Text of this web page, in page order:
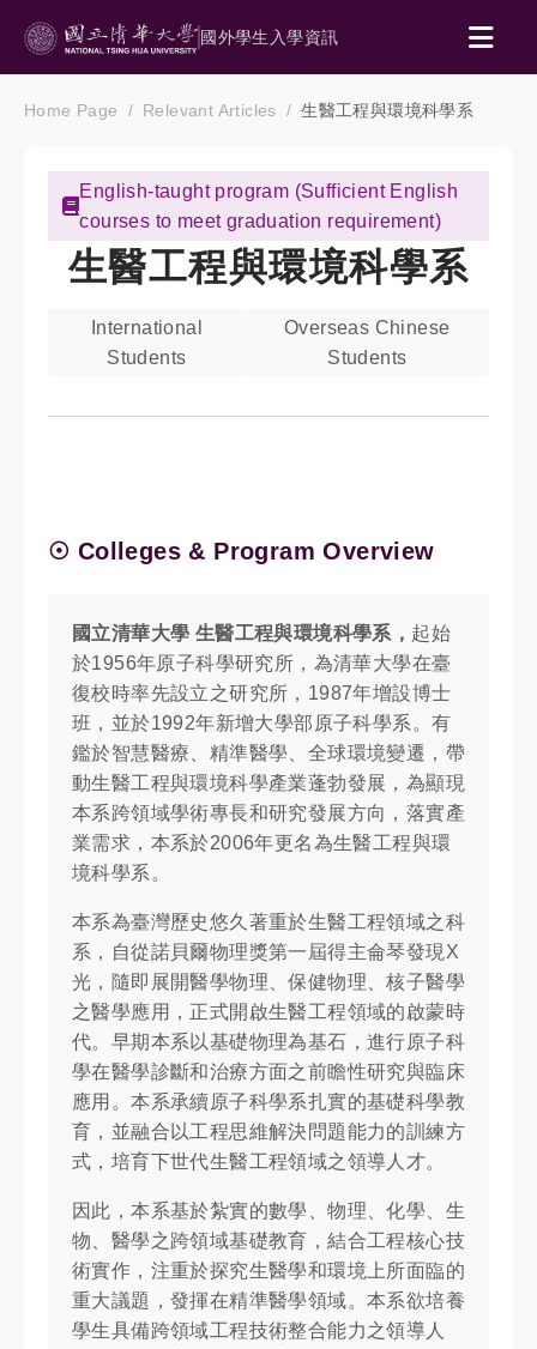
國外學生入學資訊
Home Page Relevant Articles 生醫工程與環境科學系
English-taught program (Sufficient English
courses to meet graduation requirement)
生醫工程與環境科學系
International
Students
Overseas Chinese
Students
☉ Colleges & Program Overview
國立清華大學 生醫工程與環境科學系， 起始
於1956年原子科學研究所，為清華大學在臺
復校時率先設立之研究所， 1987年增設博士
班，並於1992年新增大學部原子科學系。有
鑑於智慧醫療、精準醫學、全球環境變遷，帶
動生醫工程與環境科學產業蓬勃發展，為顯現
本系跨領域學術專長和研究發展方向，落實產
業需求，本系於2006年更名為生醫工程與環
境科學系。
本系為臺灣歷史悠久著重於生醫工程領域之科
系，自從諾貝爾物理獎第一屆得主侖琴發現 X
光，隨即展開醫學物理、保健物理、核子醫學
之醫學應用，正式開啟生醫工程領域的啟蒙時
代。早期本系以基礎物理為基石，進行原子科
學在醫學診斷和治療方面之前瞻性研究與臨床
應用。本系承續原子科學系扎實的基礎科學教
育，並融合以工程思維解決問題能力的訓練方
式，培育下世代生醫工程領域之領導人才。
因此，本系基於紮實的數學、物理、化學、生
物、醫學之跨領域基礎教育，結合工程核心技
術實作，注重於探究生醫學和環境上所面臨的
重大議題，發揮在精準醫學領域。本系欲培養
學生具備跨領域工程技術整合能力之領導人